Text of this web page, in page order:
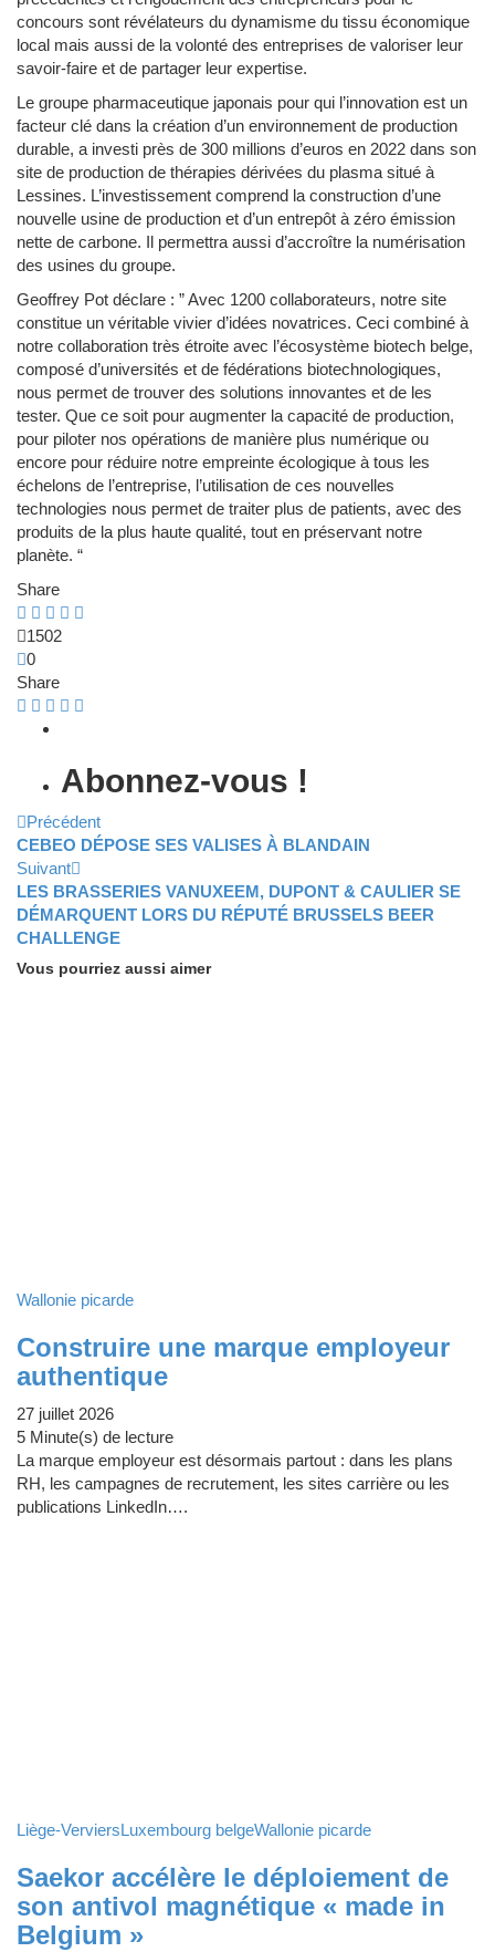
concours sont révélateurs du dynamisme du tissu économique
local mais aussi de la volonté des entreprises de valoriser leur
savoir-faire et de partager leur expertise.
Le groupe pharmaceutique japonais pour qui l’innovation est un
facteur clé dans la création d’un environnement de production
durable, a investi près de 300 millions d’euros en 2022 dans son
site de production de thérapies dérivées du plasma situé à
Lessines. L’investissement comprend la construction d’une
nouvelle usine de production et d’un entrepôt à zéro émission
nette de carbone. Il permettra aussi d’accroître la numérisation
des usines du groupe.
Geoffrey Pot déclare : ” Avec 1200 collaborateurs, notre site
constitue un véritable vivier d’idées novatrices. Ceci combiné à
notre collaboration très étroite avec l’écosystème biotech belge,
composé d’universités et de fédérations biotechnologiques,
nous permet de trouver des solutions innovantes et de les
tester. Que ce soit pour augmenter la capacité de production,
pour piloter nos opérations de manière plus numérique ou
encore pour réduire notre empreinte écologique à tous les
échelons de l’entreprise, l’utilisation de ces nouvelles
technologies nous permet de traiter plus de patients, avec des
produits de la plus haute qualité, tout en préservant notre
planète. “
Share
1502
0
Share
Abonnez-vous !
Précédent
CEBEO DÉPOSE SES VALISES À BLANDAIN
Suivant
LES BRASSERIES VANUXEEM, DUPONT & CAULIER SE
DÉMARQUENT LORS DU RÉPUTÉ BRUSSELS BEER
CHALLENGE
Vous pourriez aussi aimer
Wallonie picarde
Construire une marque employeur
authentique
27 juillet 2026
5 Minute(s) de lecture
La marque employeur est désormais partout : dans les plans
RH, les campagnes de recrutement, les sites carrière ou les
publications LinkedIn….
Liège-VerviersLuxembourg belgeWallonie picarde
Saekor accélère le déploiement de
son antivol magnétique « made in
Belgium »